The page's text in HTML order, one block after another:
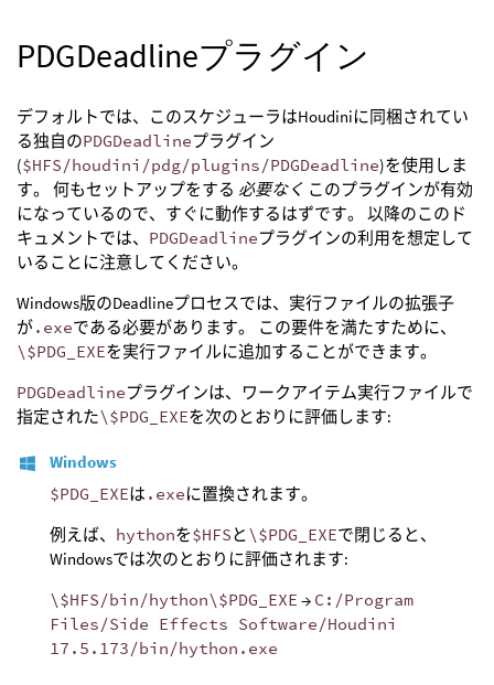
PDGDeadlineプラグイン
デフォルトでは、このスケジューラはHoudiniに同梱されてい
る独自のPDGDeadlineプラグイン
($HFS/houdini/pdg/plugins/PDGDeadline)を使用しま
す。 何もセットアップをする 必要なく このプラグインが有効
になっているので、すぐに動作するはずです。 以降のこのド
キュメントでは、 PDGDeadlineプラグインの利用を想定して
いることに注意してください。
Windows版のDeadlineプロセスでは、実行ファイルの拡張子
が.exeである必要があります。 この要件を満たすために、
\$PDG_EXEを実行ファイルに追加することができます。
PDGDeadlineプラグインは、ワークアイテム実行ファイルで
指定された\$PDG_EXEを次のとおりに評価します:
Windows
$PDG_EXEは .exeに置換されます。
例えば、 hythonを$HFSと\$PDG_EXEで閉じると、
Windowsでは次のとおりに評価されます:
\$HFS/bin/hython\$PDG_EXE → C:/Program
Files/Side Effects Software/Houdini
17.5.173/bin/hython.exe